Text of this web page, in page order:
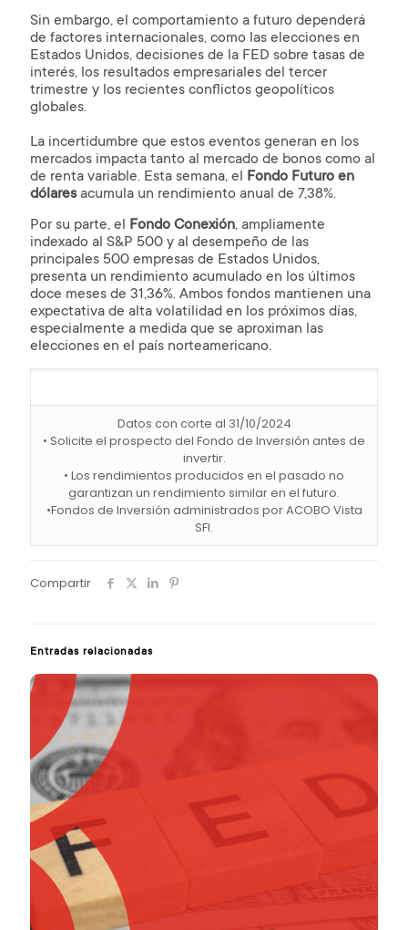
Sin embargo, el comportamiento a futuro dependerá
de factores internacionales, como las elecciones en
Estados Unidos, decisiones de la FED sobre tasas de
interés, los resultados empresariales del tercer
trimestre y los recientes conflictos geopolíticos
globales.
La incertidumbre que estos eventos generan en los
mercados impacta tanto al mercado de bonos como al
de renta variable. Esta semana, el Fondo Futuro en
dólaresacumula un rendimiento anual de 7,38%.
Por su parte, el Fondo Conexión, ampliamente
indexado al S&P 500 y al desempeño de las
principales 500 empresas de Estados Unidos,
presenta un rendimiento acumulado en los últimos
doce meses de 31,36%. Ambos fondos mantienen una
expectativa de alta volatilidad en los próximos días,
especialmente a medida que se aproximan las
elecciones en el país norteamericano.
Datos con corte al 31/10/2024
• Solicite el prospecto del Fondo de Inversión antes de
invertir.
• Los rendimientos producidos en el pasado no
garantizan un rendimiento similar en el futuro.
•Fondos de Inversión administrados por ACOBO Vista
SFI.
Compartir
Entradas relacionadas